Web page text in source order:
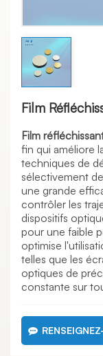
Film
Film
fin qui améliore
techniques de
sélectivement
une grande
contrôler les
dispositifs
pour une faible
optimise
telles que les
optiques de
constante sur